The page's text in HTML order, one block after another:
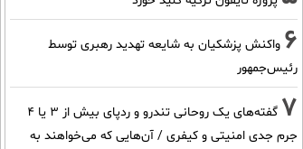
6 واکنش پزشکیان به شایعه تهدید رهبری توسط
رئیس‌جمهور
7
گفته‌های یک روحانی تندرو و ردپای بیش از ۳ یا ۴
جرم جدی امنیتی و کیفری / آن‌هایی که می‌خواهند به